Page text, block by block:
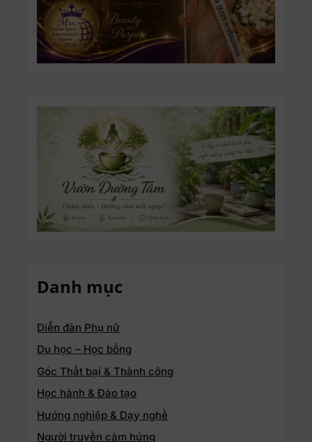
Danh mục
Diễn đàn Phụ nữ
Du học – Học bổng
Góc Thất bại & Thành công
Học hành & Đào tạo
Hướng nghiệp & Dạy nghề
Người truyền cảm hứng